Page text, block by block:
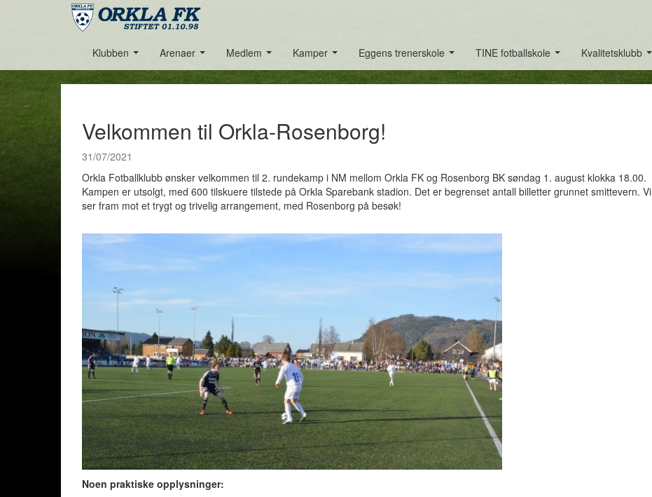
Klubben Arenaer Medlem Kamper Eggens trenerskole TINE fotballskole Kvalitetsklubb
Velkommen til Orkla-Rosenborg!
31/07/2021
Orkla Fotballklubb ønsker velkommen til 2. rundekamp i NM mellom Orkla FK og Rosenborg BK søndag 1. august klokka 18.00.
Kampen er utsolgt, med 600 tilskuere tilstede på Orkla Sparebank stadion. Det er begrenset antall billetter grunnet smittevern. Vi
ser fram mot et trygt og trivelig arrangement, med Rosenborg på besøk!
Noen praktiske opplysninger: